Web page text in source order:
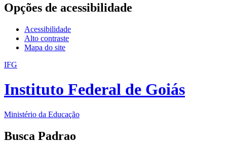
Opções de acessibilidade
Acessibilidade
Alto contraste
Mapa do site
IFG
Instituto Federal de Goiás
Ministério da Educação
Busca Padrao